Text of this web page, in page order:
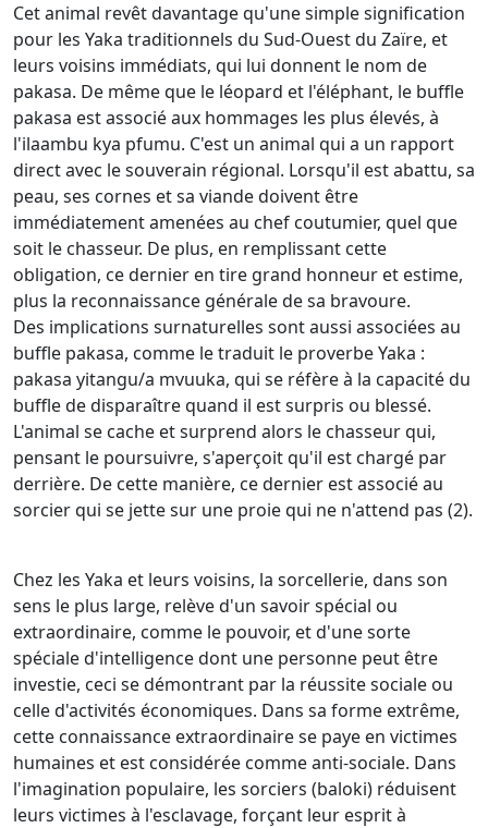
Cet animal revêt davantage qu'une simple signification
pour les Yaka traditionnels du Sud-Ouest du Zaïre, et
leurs voisins immédiats, qui lui donnent le nom de
pakasa. De même que le léopard et l'éléphant, le buffle
pakasa est associé aux hommages les plus élevés, à
l'ilaambu kya pfumu. C'est un animal qui a un rapport
direct avec le souverain régional. Lorsqu'il est abattu, sa
peau, ses cornes et sa viande doivent être
immédiatement amenées au chef coutumier, quel que
soit le chasseur. De plus, en remplissant cette
obligation, ce dernier en tire grand honneur et estime,
plus la reconnaissance générale de sa bravoure.
Des implications surnaturelles sont aussi associées au
buffle pakasa, comme le traduit le proverbe Yaka :
pakasa yitangu/a mvuuka, qui se réfère à la capacité du
buffle de disparaître quand il est surpris ou blessé.
L'animal se cache et surprend alors le chasseur qui,
pensant le poursuivre, s'aperçoit qu'il est chargé par
derrière. De cette manière, ce dernier est associé au
sorcier qui se jette sur une proie qui ne n'attend pas (2).
Chez les Yaka et leurs voisins, la sorcellerie, dans son
sens le plus large, relève d'un savoir spécial ou
extraordinaire, comme le pouvoir, et d'une sorte
spéciale d'intelligence dont une personne peut être
investie, ceci se démontrant par la réussite sociale ou
celle d'activités économiques. Dans sa forme extrême,
cette connaissance extraordinaire se paye en victimes
humaines et est considérée comme anti-sociale. Dans
l'imagination populaire, les sorciers (baloki) réduisent
leurs victimes à l'esclavage, forçant leur esprit à